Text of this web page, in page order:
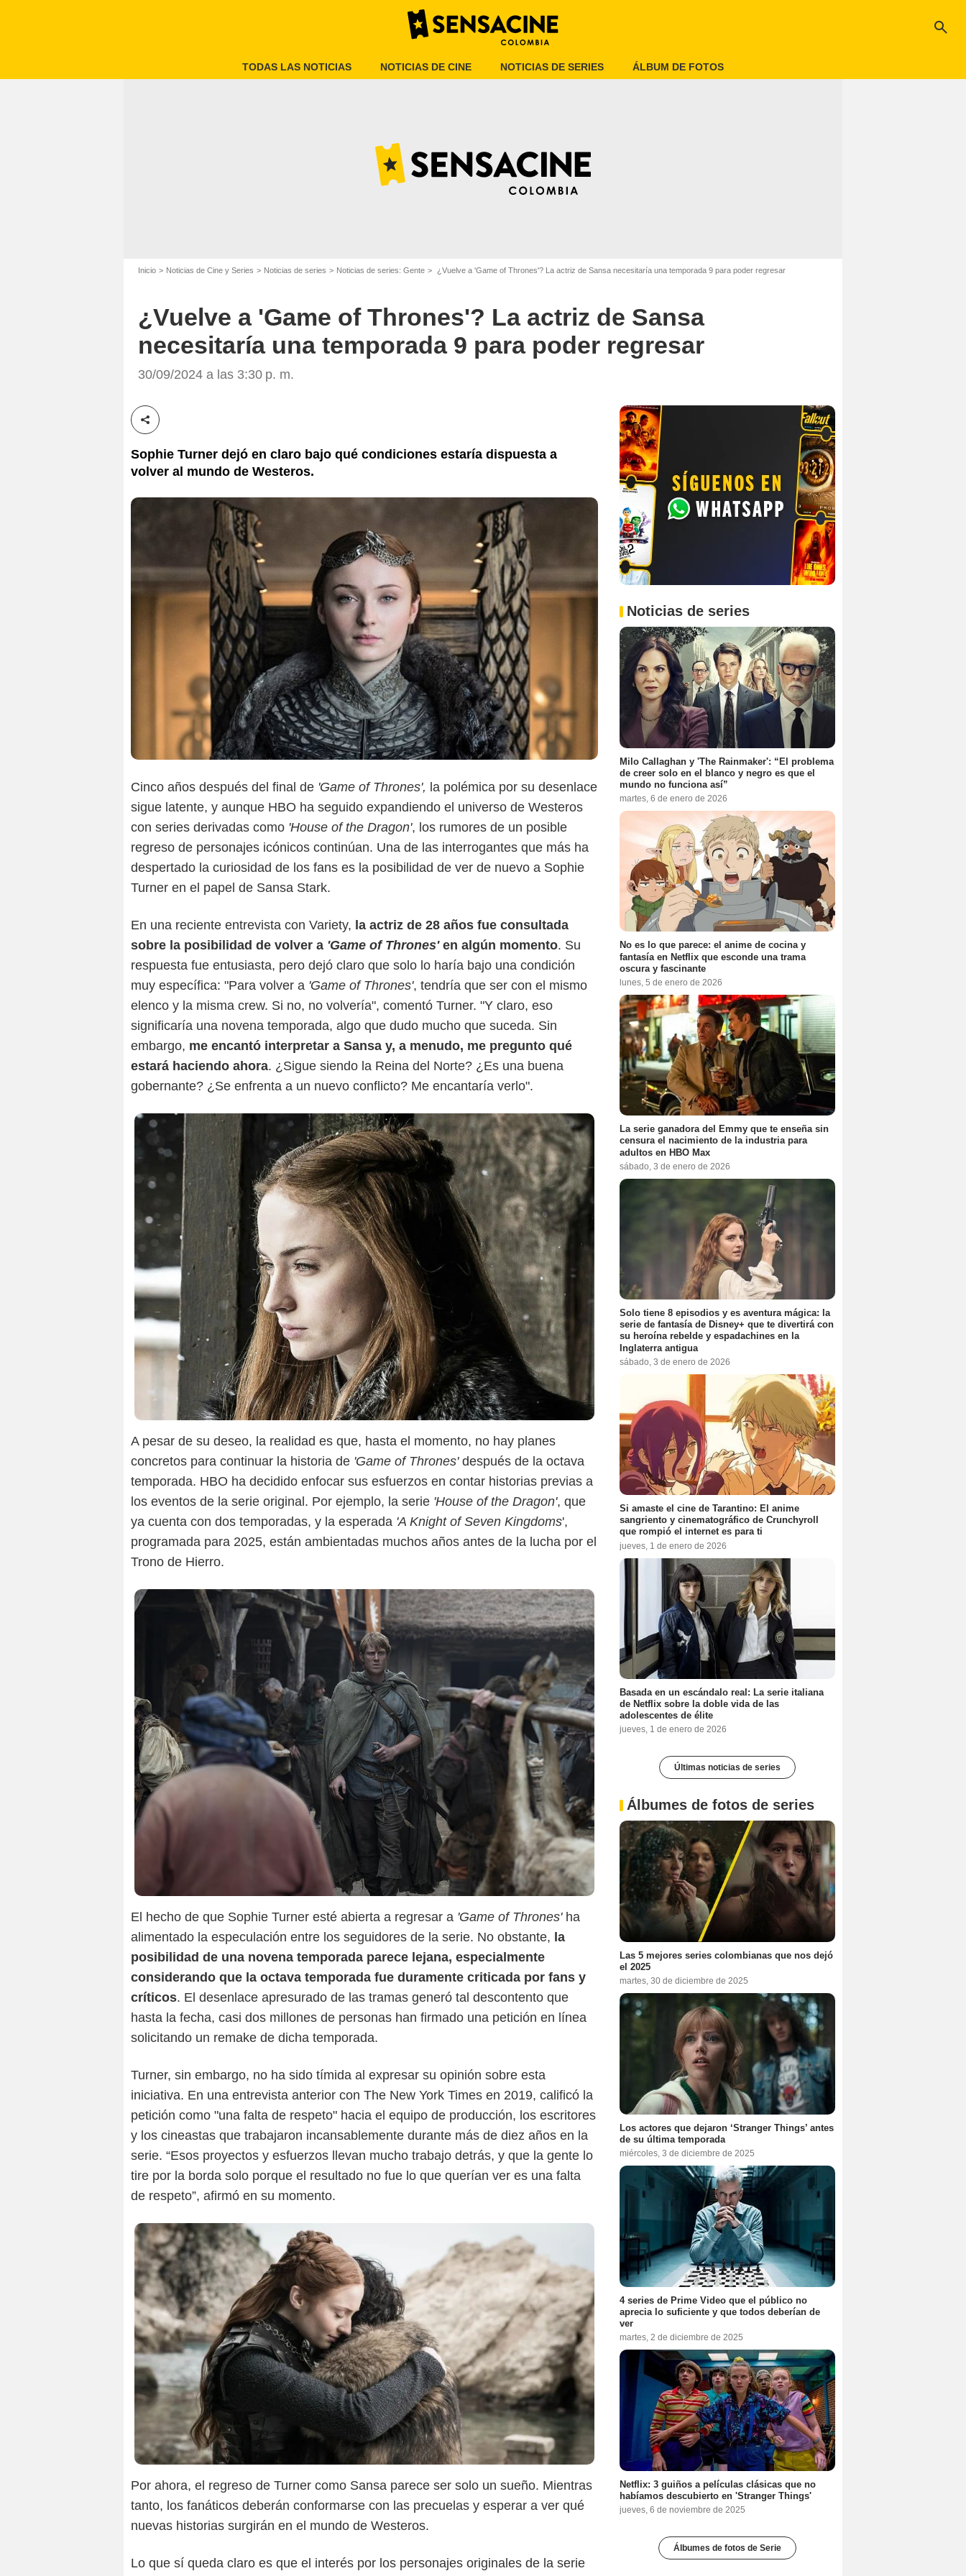
search
TODAS LAS NOTICIAS NOTICIAS DE CINE NOTICIAS DE SERIES ÁLBUM DE FOTOS
Inicio Noticias de Cine y Series Noticias de series Noticias de series: Gente ¿Vuelve a 'Game of Thrones'? La actriz de Sansa necesitaría una temporada 9 para poder regresar
¿Vuelve a 'Game of Thrones'? La actriz de Sansa
necesitaría una temporada 9 para poder regresar
30/09/2024 a las 3:30 p. m.
Compartir esta noticia
Sophie Turner dejó en claro bajo qué condiciones estaría dispuesta a
volver al mundo de Westeros.
Cinco años después del final de 'Game of Thrones', la polémica por su desenlace
sigue latente, y aunque HBO ha seguido expandiendo el universo de Westeros
con series derivadas como 'House of the Dragon', los rumores de un posible
regreso de personajes icónicos continúan. Una de las interrogantes que más ha
despertado la curiosidad de los fans es la posibilidad de ver de nuevo a Sophie
Turner en el papel de Sansa Stark.
En una reciente entrevista con Variety, la actriz de 28 años fue consultada
sobre la posibilidad de volver a 'Game of Thrones' en algún momento. Su
respuesta fue entusiasta, pero dejó claro que solo lo haría bajo una condición
muy específica: "Para volver a 'Game of Thrones', tendría que ser con el mismo
elenco y la misma crew. Si no, no volvería", comentó Turner. "Y claro, eso
significaría una novena temporada, algo que dudo mucho que suceda. Sin
embargo, me encantó interpretar a Sansa y, a menudo, me pregunto qué
estará haciendo ahora. ¿Sigue siendo la Reina del Norte? ¿Es una buena
gobernante? ¿Se enfrenta a un nuevo conflicto? Me encantaría verlo".
Max
A pesar de su deseo, la realidad es que, hasta el momento, no hay planes
concretos para continuar la historia de 'Game of Thrones' después de la octava
temporada. HBO ha decidido enfocar sus esfuerzos en contar historias previas a
los eventos de la serie original. Por ejemplo, la serie 'House of the Dragon', que
ya cuenta con dos temporadas, y la esperada 'A Knight of Seven Kingdoms',
programada para 2025, están ambientadas muchos años antes de la lucha por el
Trono de Hierro.
El hecho de que Sophie Turner esté abierta a regresar a 'Game of Thrones'ha
alimentado la especulación entre los seguidores de la serie. No obstante, la
posibilidad de una novena temporada parece lejana, especialmente
considerando que la octava temporada fue duramente criticada por fans y
críticos. El desenlace apresurado de las tramas generó tal descontento que
hasta la fecha, casi dos millones de personas han firmado una petición en línea
solicitando un remake de dicha temporada.
Turner, sin embargo, no ha sido tímida al expresar su opinión sobre esta
iniciativa. En una entrevista anterior con The New York Times en 2019, calificó la
petición como "una falta de respeto" hacia el equipo de producción, los escritores
y los cineastas que trabajaron incansablemente durante más de diez años en la
serie. “Esos proyectos y esfuerzos llevan mucho trabajo detrás, y que la gente lo
tire por la borda solo porque el resultado no fue lo que querían ver es una falta
de respeto”, afirmó en su momento.
Por ahora, el regreso de Turner como Sansa parece ser solo un sueño. Mientras
tanto, los fanáticos deberán conformarse con las precuelas y esperar a ver qué
nuevas historias surgirán en el mundo de Westeros.
Lo que sí queda claro es que el interés por los personajes originales de la serie
Noticias de series
Milo Callaghan y 'The Rainmaker': “El problema
de creer solo en el blanco y negro es que el
mundo no funciona así”
martes, 6 de enero de 2026
No es lo que parece: el anime de cocina y
fantasía en Netflix que esconde una trama
oscura y fascinante
lunes, 5 de enero de 2026
La serie ganadora del Emmy que te enseña sin
censura el nacimiento de la industria para
adultos en HBO Max
sábado, 3 de enero de 2026
Solo tiene 8 episodios y es aventura mágica: la
serie de fantasía de Disney+ que te divertirá con
su heroína rebelde y espadachines en la
Inglaterra antigua
sábado, 3 de enero de 2026
Si amaste el cine de Tarantino: El anime
sangriento y cinematográfico de Crunchyroll
que rompió el internet es para ti
jueves, 1 de enero de 2026
Basada en un escándalo real: La serie italiana
de Netflix sobre la doble vida de las
adolescentes de élite
jueves, 1 de enero de 2026
Últimas noticias de series
Álbumes de fotos de series
Las 5 mejores series colombianas que nos dejó
el 2025
martes, 30 de diciembre de 2025
Los actores que dejaron ‘Stranger Things’ antes
de su última temporada
miércoles, 3 de diciembre de 2025
4 series de Prime Video que el público no
aprecia lo suficiente y que todos deberían de
ver
martes, 2 de diciembre de 2025
Netflix: 3 guiños a películas clásicas que no
habíamos descubierto en 'Stranger Things'
jueves, 6 de noviembre de 2025
Álbumes de fotos de Serie